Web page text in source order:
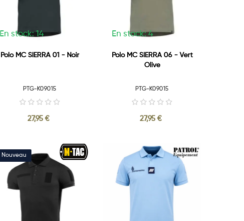
En stock: 14
Polo MC SIERRA 01 - Noir
PTG-K09015
27,95 €
En stock: 4
Polo MC SIERRA 06 - Vert
Olive
PTG-K09015
27,95 €